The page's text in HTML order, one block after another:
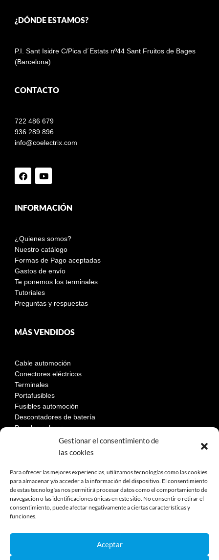
Gestionar el consentimiento de
las cookies
Para ofrecer las mejores experiencias, utilizamos tecnologías como las cookies
para almacenar y/o acceder a la información del dispositivo. El consentimiento
de estas tecnologías nos permitirá procesar datos como el comportamiento de
navegación o las identificaciones únicas en este sitio. No consentir o retirar el
consentimiento, puede afectar negativamente a ciertas características y
funciones.
Aceptar
¿DÓNDE ESTAMOS?
P.I. Sant Isidre C/Pica d´Estats nº44 Sant Fruitos de Bages
(Barcelona)
CONTACTO
722 486 679
936 289 896
info@coelectrix.com
INFORMACIÓN
¿Quienes somos?
Nuestro catálogo
Formas de Pago aceptadas
Gastos de envío
Te ponemos los terminales
Tutoriales
Preguntas y respuestas
MÁS VENDIDOS
Cable automoción
Conectores eléctricos
Terminales
Portafusibles
Fusibles automoción
Descontadores de batería
Paneles solares
Aviso Legal
Política de privacidad
Política de cookies
Términos y condiciones de compra
Reclamaciones y desestimiento